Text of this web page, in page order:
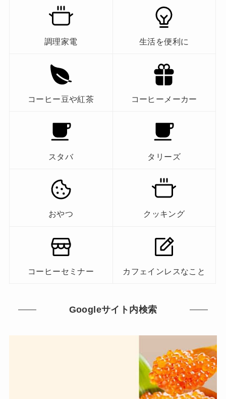
調理家電 生活を便利に
コーヒー豆や紅茶 コーヒーメーカー
スタバ タリーズ
おやつ クッキング
コーヒーセミナー カフェインレスなこと
Googleサイト内検索